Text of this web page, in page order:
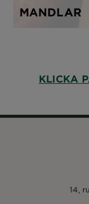
MANDLAR
KLICKA
14,